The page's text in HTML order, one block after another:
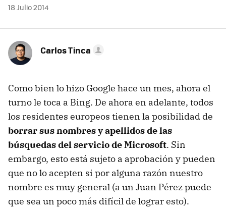
18 Julio 2014
Carlos Tinca
Como bien lo hizo Google hace un mes, ahora el
turno le toca a Bing. De ahora en adelante, todos
los residentes europeos tienen la posibilidad de
borrar sus nombres y apellidos de las
búsquedas del servicio de Microsoft. Sin
embargo, esto está sujeto a aprobación y pueden
que no lo acepten si por alguna razón nuestro
nombre es muy general (a un Juan Pérez puede
que sea un poco más difícil de lograr esto).